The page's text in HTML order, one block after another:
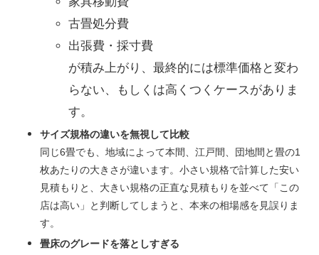
古畳処分費
出張費・採寸費
が積み上がり、最終的には標準価格と変わ
らない、もしくは高くつくケースがありま
す。
サイズ規格の違いを無視して比較
同じ6畳でも、地域によって本間、江戸間、団地間と畳の1
枚あたりの大きさが違います。小さい規格で計算した安い
見積もりと、大きい規格の正直な見積もりを並べて「この
店は高い」と判断してしまうと、本来の相場感を見誤りま
す。
畳床のグレードを落としすぎる